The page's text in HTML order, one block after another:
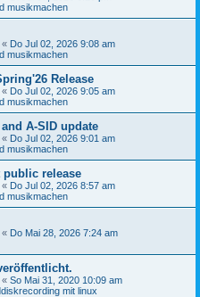
musikmachen
« Do Jul 02, 2026 9:08 am
musikmachen
Release
« Do Jul 02, 2026 9:05 am
musikmachen
A-SID update
« Do Jul 02, 2026 9:01 am
musikmachen
release
« Do Jul 02, 2026 8:57 am
musikmachen
« Do Mai 28, 2026 7:24 am
« So Mai 31, 2020 10:09 am
mit linux